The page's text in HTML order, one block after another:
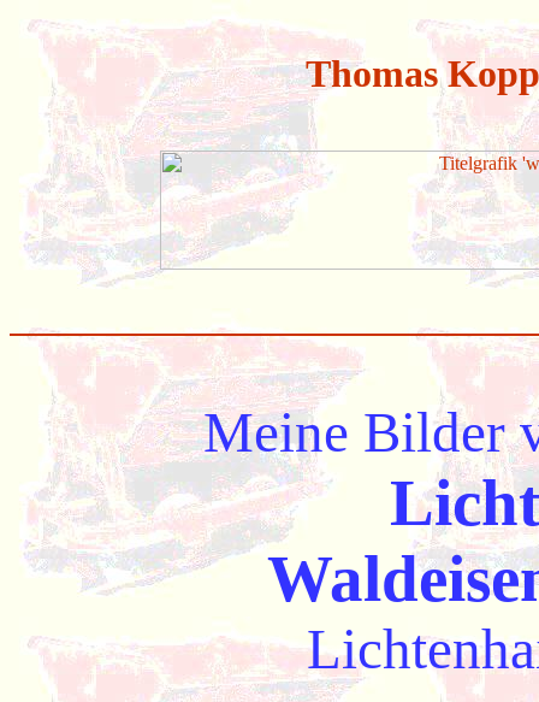
Thomas
Meine Bilder